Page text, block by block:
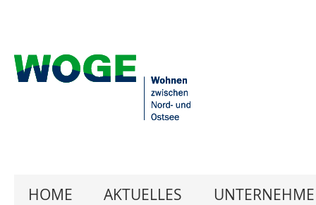
HOME AKTUELLES